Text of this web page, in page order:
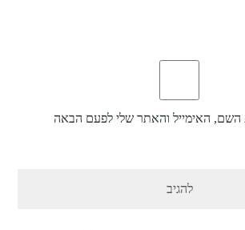
השם, האימייל והאתר שלי לפעם הבאה